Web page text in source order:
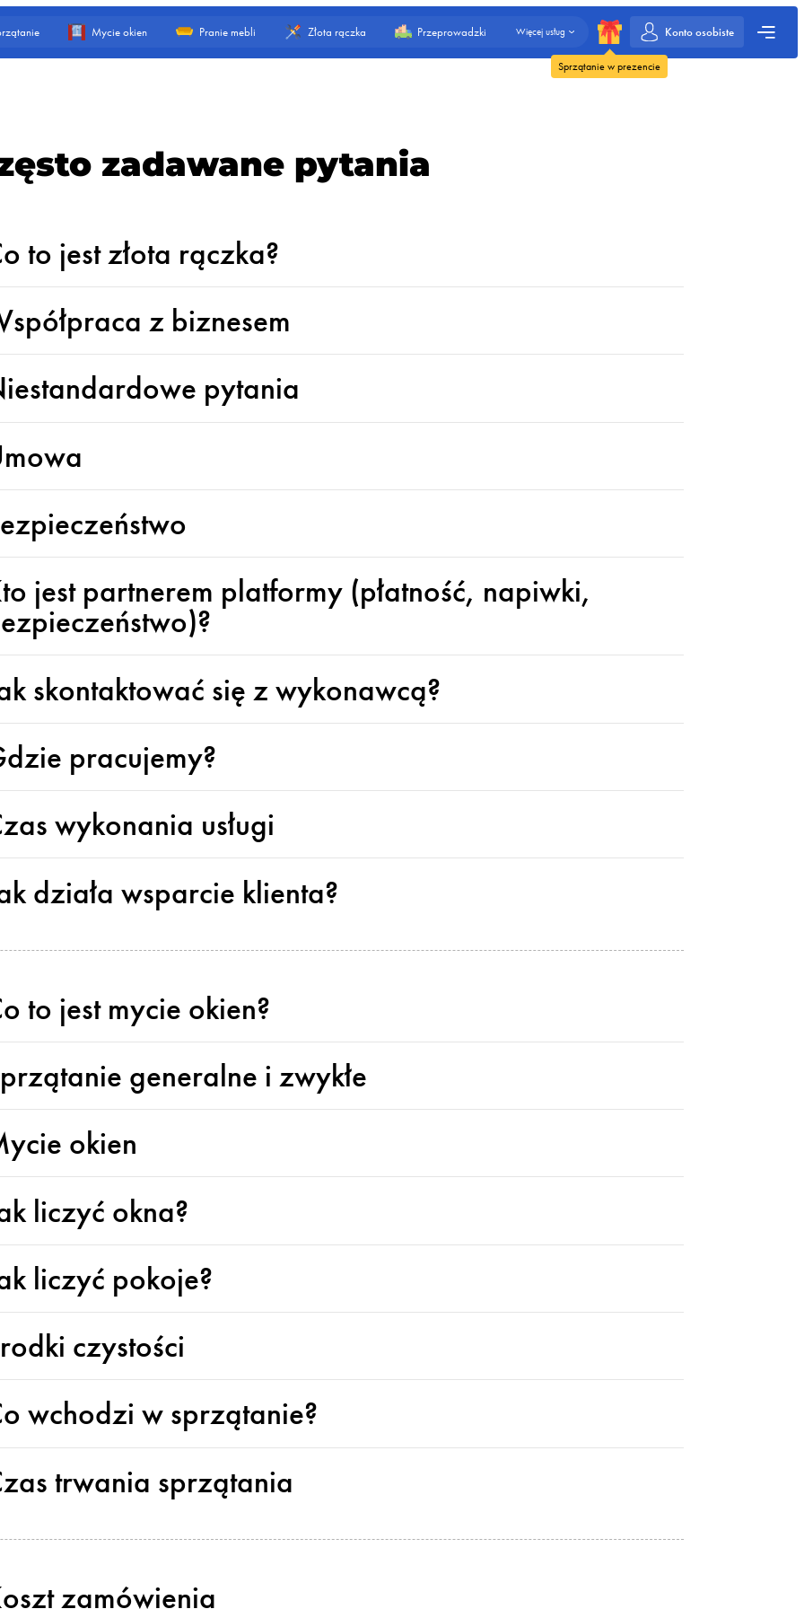
Mycie okien Pranie mebli Złota rączka Przeprowadzki Więcej usług
Sprzątanie w prezencie
Konto osobiste
zadawane pytania
to jest złota rączka?
z biznesem
pytania
jest partnerem platformy (płatność, napiwki,
skontaktować się z wykonawcą?
pracujemy?
wykonania usługi
działa wsparcie klienta?
to jest mycie okien?
generalne i zwykłe
okien
liczyć okna?
liczyć pokoje?
czystości
wchodzi w sprzątanie?
trwania sprzątania
zamówienia